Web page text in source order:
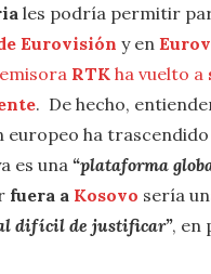
les podría permitir
Eurovisión y en
RTK ha vuelto a
. De hecho,
europeo ha
es una “plataforma
fuera a Kosovo sería
difícil de justificar”, en